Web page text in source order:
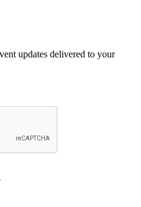
updates delivered to your